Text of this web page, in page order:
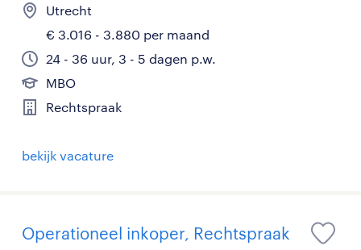
Utrecht
€ 3.016 - 3.880 per maand
24 - 36 uur, 3 - 5 dagen p.w.
MBO
Rechtspraak
bekijk vacature
Operationeel inkoper, Rechtspraak